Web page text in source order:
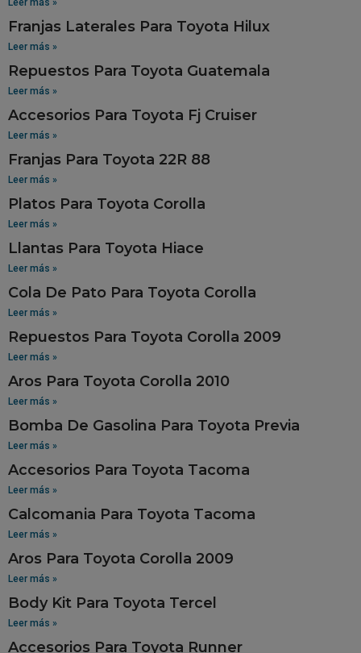
Franjas Laterales Para Toyota Hilux
Leer más »
Repuestos Para Toyota Guatemala
Leer más »
Accesorios Para Toyota Fj Cruiser
Leer más »
Franjas Para Toyota 22R 88
Leer más »
Platos Para Toyota Corolla
Leer más »
Llantas Para Toyota Hiace
Leer más »
Cola De Pato Para Toyota Corolla
Leer más »
Repuestos Para Toyota Corolla 2009
Leer más »
Aros Para Toyota Corolla 2010
Leer más »
Bomba De Gasolina Para Toyota Previa
Leer más »
Accesorios Para Toyota Tacoma
Leer más »
Calcomania Para Toyota Tacoma
Leer más »
Aros Para Toyota Corolla 2009
Leer más »
Body Kit Para Toyota Tercel
Leer más »
Accesorios Para Toyota Runner